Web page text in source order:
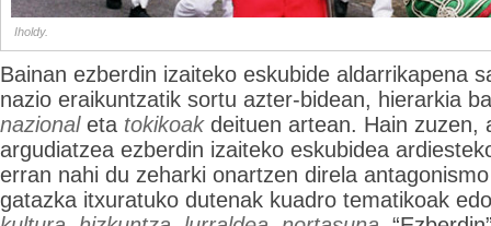
Iholdy.
Bainan ezberdin izaiteko eskubide aldarrikapena
nazio eraikuntzatik sortu azter-bidean, hierarkia
nazional eta tokikoakdeituen artean. Hain zuzen,
argudiatzea ezberdin izaiteko eskubidea
erran nahi du zeharki onartzen direla
gatazka itxuratuko dutenak kuadro tematikoak